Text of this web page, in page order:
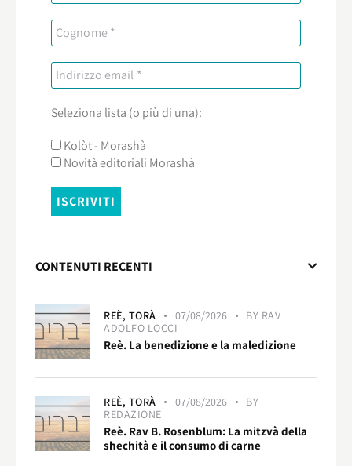
Seleziona lista (o più di una):
Kolòt - Morashà
Novità editoriali Morashà
CONTENUTI RECENTI
REÈ, TORÀ 07/08/2026 BY RAV
ADOLFO LOCCI
Reè. La benedizione e la maledizione
REÈ, TORÀ 07/08/2026
BY
REDAZIONE
Reè. Rav B. Rosenblum: La mitzvà della
shechità e il consumo di carne